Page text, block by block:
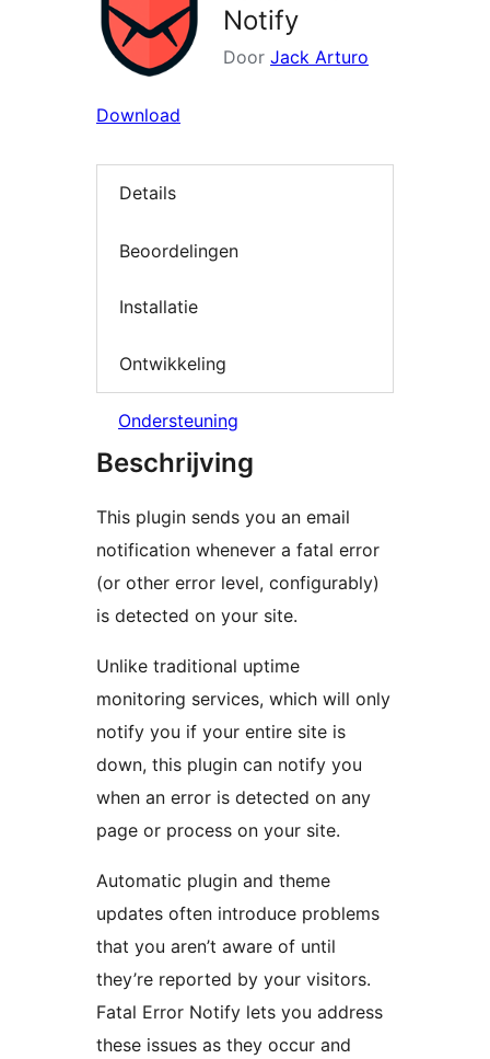
Notify
Door Jack Arturo
Download
Details
Beoordelingen
Installatie
Ontwikkeling
Ondersteuning
Beschrijving
This plugin sends you an email
notification whenever a fatal error
(or other error level, configurably)
is detected on your site.
Unlike traditional uptime
monitoring services, which will only
notify you if your entire site is
down, this plugin can notify you
when an error is detected on any
page or process on your site.
Automatic plugin and theme
updates often introduce problems
that you aren’t aware of until
they’re reported by your visitors.
Fatal Error Notify lets you address
these issues as they occur and